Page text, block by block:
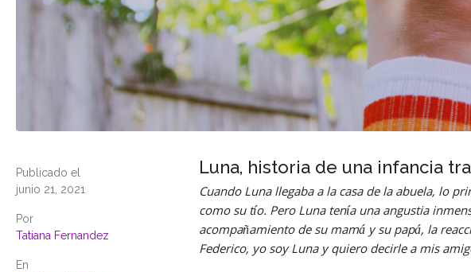
Publicado el
junio 21, 2021
Por
Tatiana Fernandez
En
Luna, historia de una infancia
Cuando Luna llegaba a la casa de la abuela, lo
como su tío. Pero Luna tenía una angustia
acompañamiento de su mamá y su papá, la
Federico, yo soy Luna y quiero decirle a mis